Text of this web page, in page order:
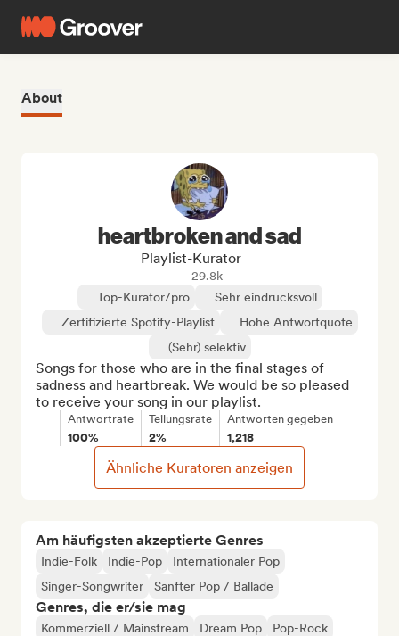
About
Am häufigsten akzeptierte Genres
Indie-Folk Indie-Pop
Internationaler Pop
Singer-Songwriter
Sanfter Pop / Ballade
Genres, die er/sie mag
Kommerziell / Mainstream Dream Pop
Pop-Rock
heartbroken and sad
Playlist-Kurator
29.8k
Top-Kurator/pro
Sehr eindrucksvoll
Zertifizierte Spotify-Playlist
Hohe Antwortquote
(Sehr) selektiv
Songs for those who are in the final stages of
sadness and heartbreak. We would be so pleased
to receive your song in our playlist.
Antwortrate
100%
Teilungsrate
2%
Antworten gegeben
1,218
Ähnliche Kuratoren anzeigen